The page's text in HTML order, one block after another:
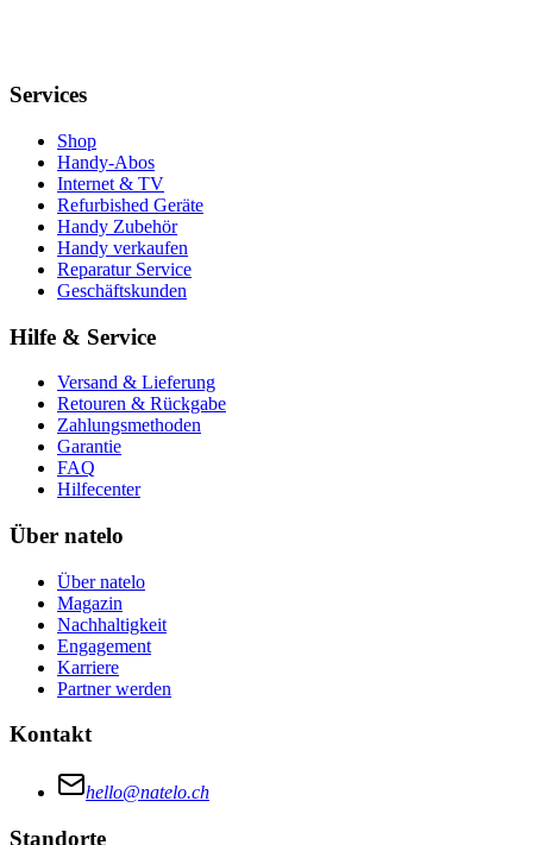
Services
Shop
Handy-Abos
Internet & TV
Refurbished Geräte
Handy Zubehör
Handy verkaufen
Reparatur Service
Geschäftskunden
Hilfe & Service
Versand & Lieferung
Retouren & Rückgabe
Zahlungsmethoden
Garantie
FAQ
Hilfecenter
Über natelo
Über natelo
Magazin
Nachhaltigkeit
Engagement
Karriere
Partner werden
Kontakt
hello@natelo.ch
Standorte